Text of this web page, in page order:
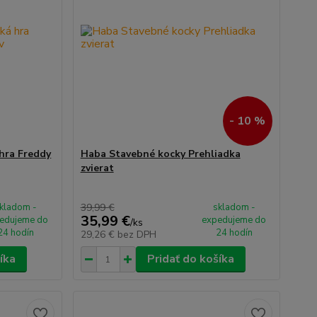
Freddy
-
do
hodín
- 10 %
Haba Stavebné kocky Prehliadka
zvierat
39,99 €
35,99 €/ks
29,26 € bez DPH
skladom -
expedujeme do
24 hodín
Pridať do košíka